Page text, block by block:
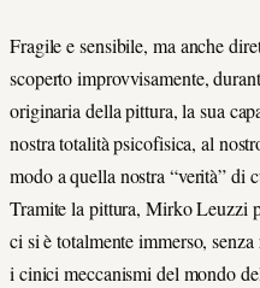
Fragile e sensibile, ma anche
scoperto improvvisamente,
originaria della pittura, la sua
nostra totalità psicofisica, al
modo a quella nostra “verità” di
Tramite la pittura, Mirko Leuzzi
ci si è totalmente immerso,
i cinici meccanismi del mondo